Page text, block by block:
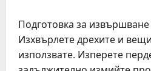
Подготовка за извършване
Изхвърлете дрехите и
използвате. Изперете